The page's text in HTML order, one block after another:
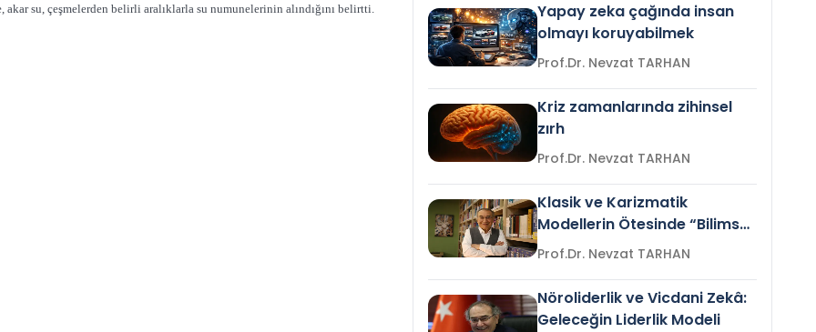
su, çeşmelerden belirli aralıklarla su numunelerinin alındığını belirtti.
Yapay zeka çağında insan
olmayı koruyabilmek
Prof.Dr. Nevzat TARHAN
Kriz zamanlarında zihinsel
zırh
Prof.Dr. Nevzat TARHAN
Klasik ve Karizmatik
Modellerin Ötesinde “Bilimsel
Liderlik”
Prof.Dr. Nevzat TARHAN
Nöroliderlik ve Vicdani Zekâ:
Geleceğin Liderlik Modeli